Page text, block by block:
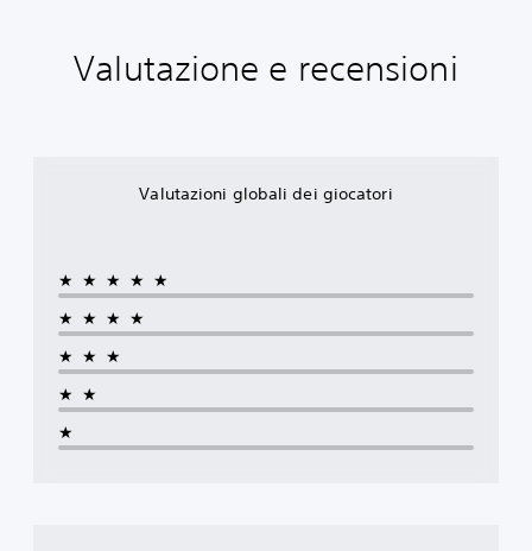
Valutazione e recensioni
Valutazioni globali dei giocatori
★★★★★
★★★★
★★★
★★
★